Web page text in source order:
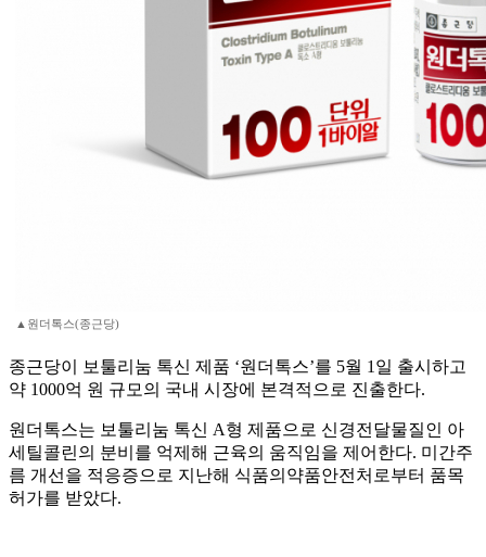
▲원더톡스(종근당)
종근당이 보툴리눔 톡신 제품 ‘원더톡스’를 5월 1일 출시하고
약 1000억 원 규모의 국내 시장에 본격적으로 진출한다.
원더톡스는 보툴리눔 톡신 A형 제품으로 신경전달물질인 아
세틸콜린의 분비를 억제해 근육의 움직임을 제어한다. 미간주
름 개선을 적응증으로 지난해 식품의약품안전처로부터 품목
허가를 받았다.